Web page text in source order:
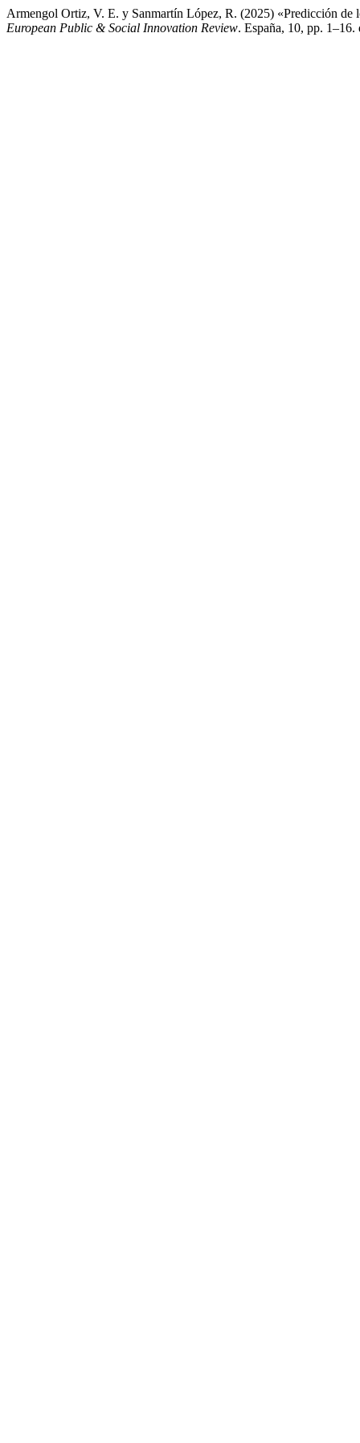
Armengol Ortiz, V. E. y Sanmartín López, R. (2025) «Predicción de
European Public & Social Innovation Review. España, 10, pp.